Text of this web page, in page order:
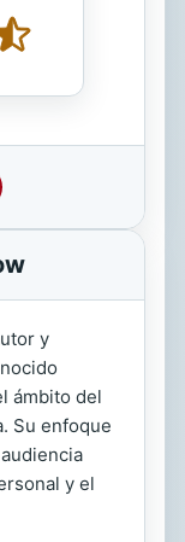
y
ámbito del
Su enfoque
y el